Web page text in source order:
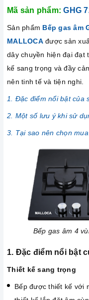
Mã sản phẩm:GHG
Sản phẩm Bếp gas âm
MALLOCA được sản
dây chuyền hiện đại đạt
kế sang trọng và đầy
nên tinh tế và tiện nghi.
1. Đặc điểm nổi bật của
2. Một số lưu ý khi sử
3. Tại sao nên chọn
Bếp gas âm 4
1. Đặc điểm nổi bật
Thiết kế sang trọng
Bếp được thiết kế với